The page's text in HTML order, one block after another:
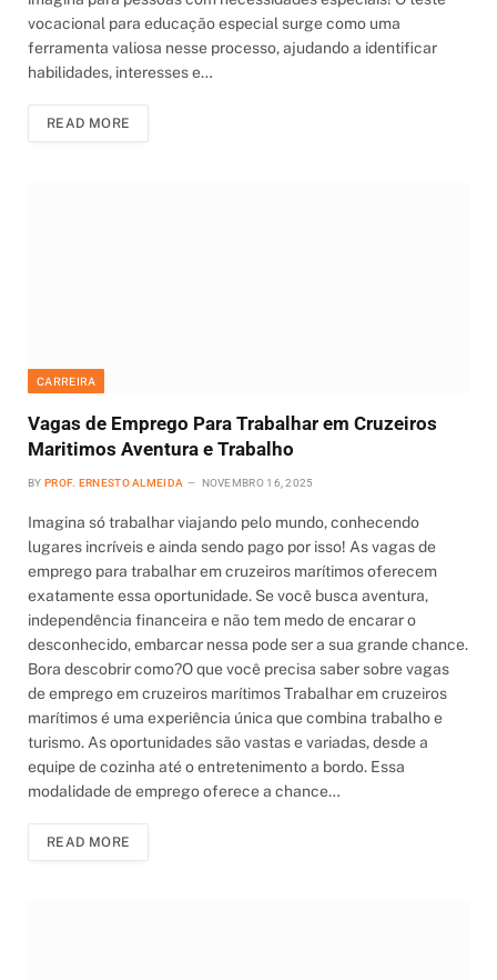
vocacional para educação especial surge como uma
ferramenta valiosa nesse processo, ajudando a identificar
habilidades, interesses e…
READ MORE
CARREIRA
Vagas de Emprego Para Trabalhar em Cruzeiros
Maritimos Aventura e Trabalho
BY PROF. ERNESTO ALMEIDA NOVEMBRO 16, 2025
Imagina só trabalhar viajando pelo mundo, conhecendo
lugares incríveis e ainda sendo pago por isso! As vagas de
emprego para trabalhar em cruzeiros marítimos oferecem
exatamente essa oportunidade. Se você busca aventura,
independência financeira e não tem medo de encarar o
desconhecido, embarcar nessa pode ser a sua grande chance.
Bora descobrir como?O que você precisa saber sobre vagas
de emprego em cruzeiros marítimos Trabalhar em cruzeiros
marítimos é uma experiência única que combina trabalho e
turismo. As oportunidades são vastas e variadas, desde a
equipe de cozinha até o entretenimento a bordo. Essa
modalidade de emprego oferece a chance…
READ MORE